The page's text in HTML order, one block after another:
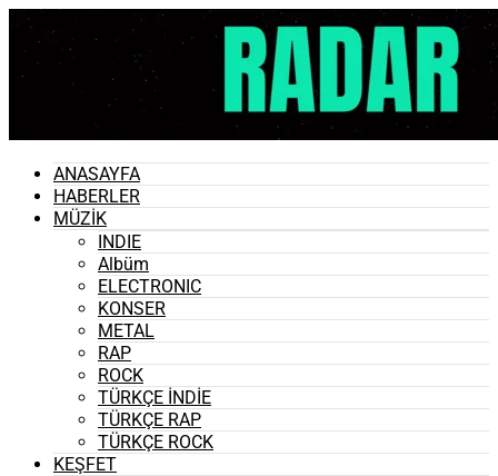
ANASAYFA
HABERLER
MÜZİK
INDIE
Albüm
ELECTRONIC
KONSER
METAL
RAP
ROCK
TÜRKÇE İNDİE
TÜRKÇE RAP
TÜRKÇE ROCK
KEŞFET